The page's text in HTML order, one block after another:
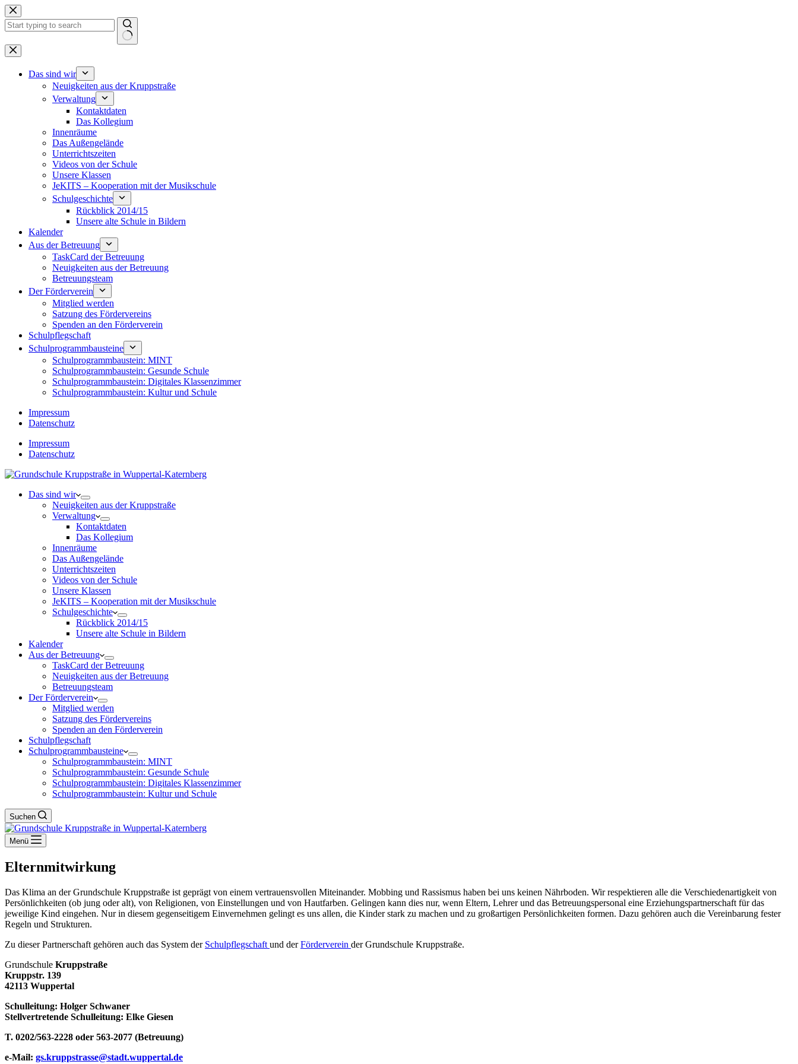
Zum
Inhalt
springen
Keine
Ergebnisse
Das sind wir
Neuigkeiten aus der Kruppstraße
Verwaltung
Kontaktdaten
Das Kollegium
Innenräume
Das Außengelände
Unterrichtszeiten
Videos von der Schule
Unsere Klassen
JeKITS – Kooperation mit der Musikschule
Schulgeschichte
Rückblick 2014/15
Unsere alte Schule in Bildern
Kalender
Aus der Betreuung
TaskCard der Betreuung
Neuigkeiten aus der Betreuung
Betreuungsteam
Der Förderverein
Mitglied werden
Satzung des Fördervereins
Spenden an den Förderverein
Schulpflegschaft
Schulprogrammbausteine
Schulprogrammbaustein: MINT
Schulprogrammbaustein: Gesunde Schule
Schulprogrammbaustein: Digitales Klassenzimmer
Schulprogrammbaustein: Kultur und Schule
Impressum
Datenschutz
Impressum
Datenschutz
Das sind wir
Neuigkeiten aus der Kruppstraße
Verwaltung
Kontaktdaten
Das Kollegium
Innenräume
Das Außengelände
Unterrichtszeiten
Videos von der Schule
Unsere Klassen
JeKITS – Kooperation mit der Musikschule
Schulgeschichte
Rückblick 2014/15
Unsere alte Schule in Bildern
Kalender
Aus der Betreuung
TaskCard der Betreuung
Neuigkeiten aus der Betreuung
Betreuungsteam
Der Förderverein
Mitglied werden
Satzung des Fördervereins
Spenden an den Förderverein
Schulpflegschaft
Schulprogrammbausteine
Schulprogrammbaustein: MINT
Schulprogrammbaustein: Gesunde Schule
Schulprogrammbaustein: Digitales Klassenzimmer
Schulprogrammbaustein: Kultur und Schule
Suchen
Menü
Elternmitwirkung
Das Klima an der Grundschule Kruppstraße ist geprägt von einem vertrauensvollen Miteinander. Mobbing und Rassismus haben bei uns keinen Nährboden. Wir respektieren alle die Verschiedenartigkeit von
Persönlichkeiten (ob jung oder alt), von Religionen, von Einstellungen und von Hautfarben. Gelingen kann dies nur, wenn Eltern, Lehrer und das Betreuungspersonal eine Erziehungspartnerschaft für das
jeweilige Kind eingehen. Nur in diesem gegenseitigem Einvernehmen gelingt es uns allen, die Kinder stark zu machen und zu großartigen Persönlichkeiten formen. Dazu gehören auch die Vereinbarung fester
Regeln und Strukturen.
Zu dieser Partnerschaft gehören auch das System der Schulpflegschaft und derFörderverein der Grundschule Kruppstraße.
Grundschule Kruppstraße
Kruppstr. 139
42113 Wuppertal
Schulleitung: Holger Schwaner
Stellvertretende Schulleitung: Elke Giesen
T. 0202/563-2228 oder 563-2077 (Betreuung)
e-Mail: gs.kruppstrasse@stadt.wuppertal.de